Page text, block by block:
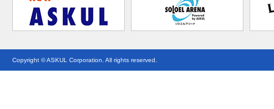
Copyright © ASKUL Corporation. All rights reserved.